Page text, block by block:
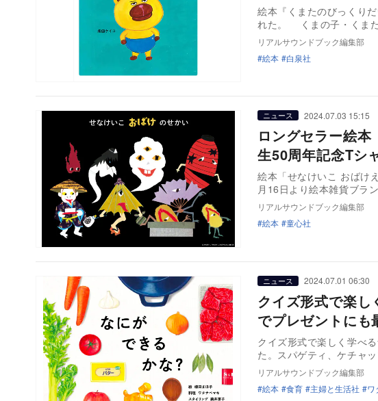
絵本『くまたのびっくり
れた。 くまの子・
リアルサウンドブック編集部
絵本
白泉社
ニュース 2024.07.03 15:15
ロングセラー絵
生50周年記念Tシ
絵本「せなけいこ おばけ
月16日より絵本雑貨ブラ
リアルサウンドブック編集部
絵本
童心社
ニュース 2024.07.01 06:30
クイズ形式で楽
でプレゼントにも
クイズ形式で楽しく学べ
た。スパゲティ、ケチャ
リアルサウンドブック編集部
絵本
食育 主婦と生活社 ワ